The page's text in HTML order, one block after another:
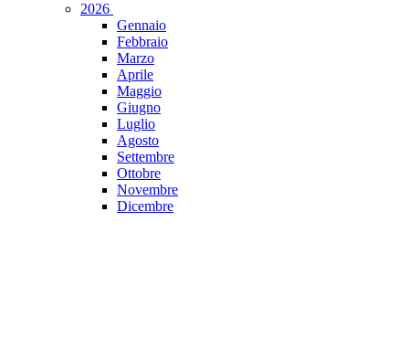
2026
Gennaio
Febbraio
Marzo
Aprile
Maggio
Giugno
Luglio
Agosto
Settembre
Ottobre
Novembre
Dicembre